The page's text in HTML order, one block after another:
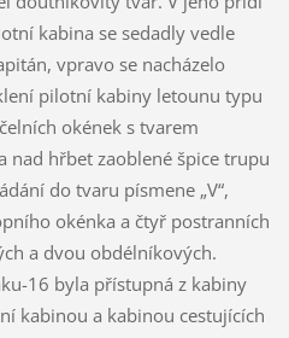
kabina se sedadly vedle
vpravo se nacházelo
pilotní kabiny letounu typu
okének s tvarem
nad hřbet zaoblené špice trupu
do tvaru písmene „V“,
okénka a čtyř postranních
a dvou obdélníkových.
16 byla přístupná z kabiny
kabinou a kabinou cestujících